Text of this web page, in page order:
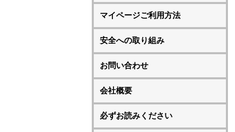
マイページご利用方法
安全への取り組み
お問い合わせ
会社概要
必ずお読みください